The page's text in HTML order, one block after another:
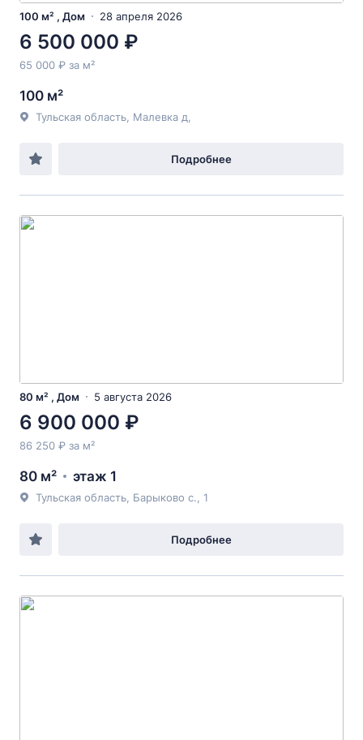
100 м² , Дом 28 апреля 2026
6 500 000 ₽
65 000 ₽ за м²
100 м²
Тульская область, Малевка д,
Подробнее
80 м² , Дом 5 августа 2026
6 900 000 ₽
86 250 ₽ за м²
80 м² этаж 1
Тульская область, Барыково с., 1
Подробнее